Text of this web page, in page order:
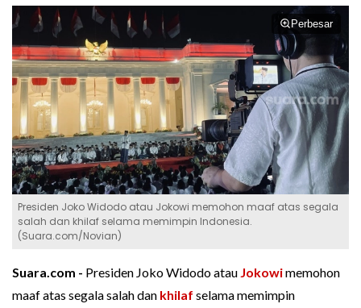
Perbesar
Presiden Joko Widodo atau Jokowi memohon maaf atas segala
salah dan khilaf selama memimpin Indonesia.
(Suara.com/Novian)
Suara.com - Presiden Joko Widodo atau Jokowimemohon
maaf atas segala salah dan khilaf selama memimpin